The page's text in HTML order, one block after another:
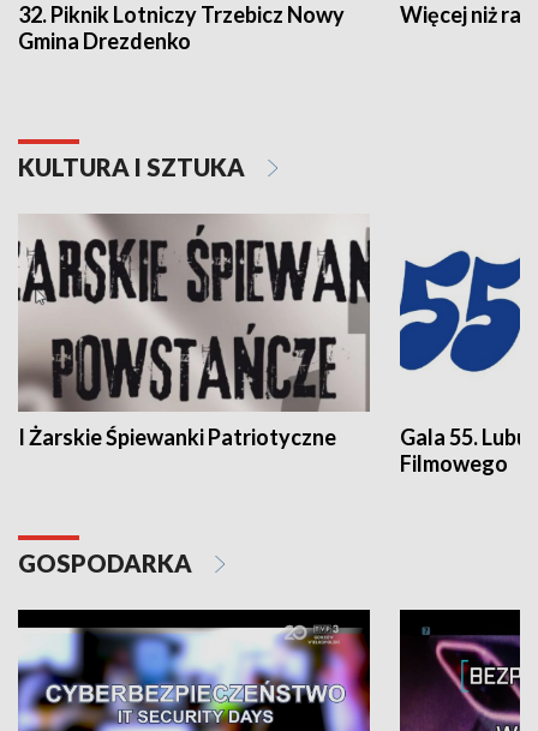
32. Piknik Lotniczy Trzebicz Nowy
Gmina Drezdenko
Więcej niż rajd
KULTURA I SZTUKA
I Żarskie Śpiewanki Patriotyczne
Gala 55.
Filmowego
GOSPODARKA